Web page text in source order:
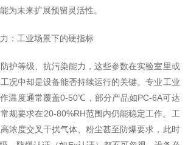
为未来扩展预留灵活性。
工业场景下的硬指标
等级、抗污染能力，这些参数在实验室里或
况中却是设备能否持续运行的关键。专业工业
温度通常覆盖0-50℃，部分产品如PC-6A可达
规要求在20-80%RH范围内仍能稳定工作。工
浓度交叉干扰气体、粉尘甚至防爆要求，此时